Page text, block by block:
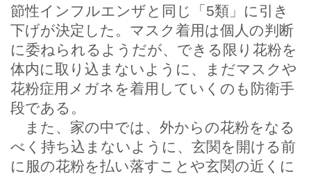
節性インフルエンザと同じ「5類」に引き
下げが決定した。マスク着用は個人の判断
に委ねられるようだが、できる限り花粉を
体内に取り込まないように、まだマスクや
花粉症用メガネを着用していくのも防衛手
段である。
また、家の中では、外からの花粉をなる
べく持ち込まないように、玄関を開ける前
に服の花粉を払い落すことや玄関の近くに